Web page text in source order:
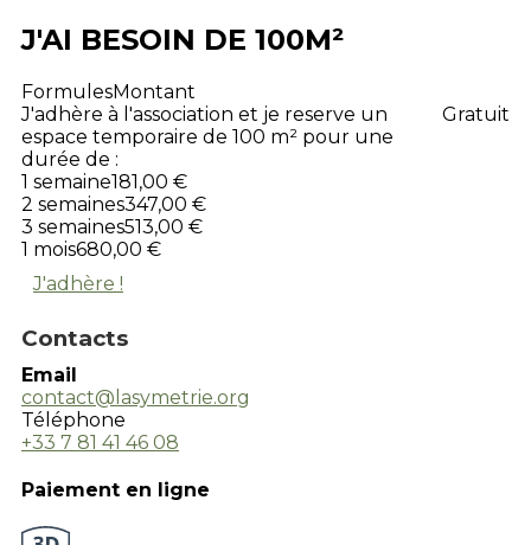
J'AI BESOIN DE 100M²
FormulesMontant
J'adhère à l'association et je reserve un
espace temporaire de 100 m² pour une
durée de :
Gratuit
1 semaine181,00 €
2 semaines347,00 €
3 semaines513,00 €
1 mois680,00 €
J'adhère !
Contacts
Email
contact@lasymetrie.org
Téléphone
+33 7 81 41 46 08
Paiement en ligne